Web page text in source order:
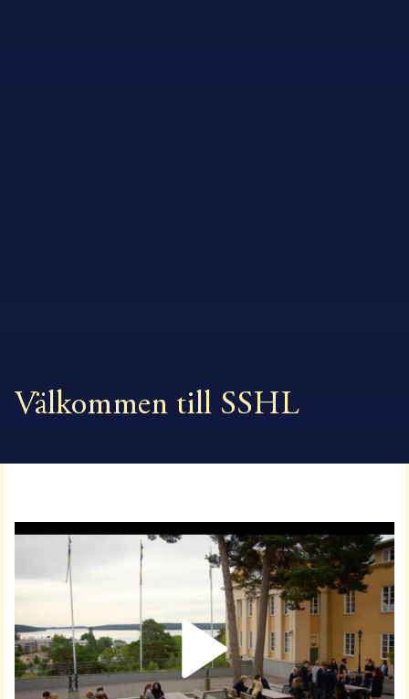
Välkommen till SSHL
Välkommen till SSHL
Välkommen till SSHL